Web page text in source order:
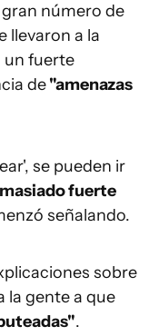
número de
llevaron a la
un fuerte
de"amenazas
se pueden ir
fuerte
señalando.
sobre
la gente a que
.